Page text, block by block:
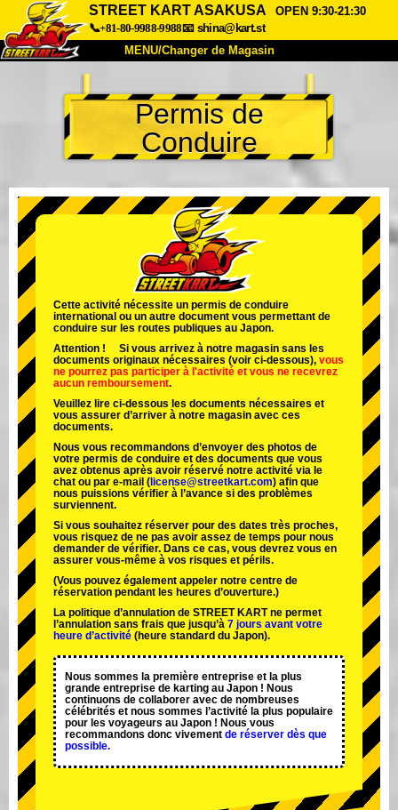
STREET KART ASAKUSA
OPEN 9:30-21:30
📞+81-80-9988-9988📧 shina@kart.st
MENU/Changer de Magasin
À Propos Caractéristiques Tarifs
Accès Avis FAQ
Changer de Magasin
Tokyo Akihabara#1
Tokyo Akihabara#2
Tokyo Shibuya Annexe Baie de Tokyo
Tokyo Asakusa
Okinawa
Permis de
Conduire
Cette activité nécessite un permis de conduire
international ou un autre document vous permettant de
conduire sur les routes publiques au Japon.
Attention ! Si vous arrivez à notre magasin sans les
documents originaux nécessaires (voir ci-dessous), vous
ne pourrez pas participer à l'activité et vous ne recevrez
aucun remboursement.
Veuillez lire ci-dessous les documents nécessaires et
vous assurer d’arriver à notre magasin avec ces
documents.
Nous vous recommandons d’envoyer des photos de
votre permis de conduire et des documents que vous
avez obtenus après avoir réservé notre activité via le
chat ou par e-mail ( license@streetkart.com) afin que
nous puissions vérifier à l’avance si des problèmes
surviennent.
Si vous souhaitez réserver pour des dates très proches,
vous risquez de ne pas avoir assez de temps pour nous
demander de vérifier. Dans ce cas, vous devrez vous en
assurer vous-même à vos risques et périls.
(Vous pouvez également appeler notre centre de
réservation pendant les heures d’ouverture.)
La politique d’annulation de STREET KART ne permet
l’annulation sans frais que jusqu’à 7 jours avant votre
heure d’activité (heure standard du Japon).
Nous sommes la première entreprise et la plus
grande entreprise de karting au Japon ! Nous
continuons de collaborer avec de nombreuses
célébrités et nous sommes l’activité la plus populaire
pour les voyageurs au Japon ! Nous vous
recommandons donc vivement de réserver dès que
possible.